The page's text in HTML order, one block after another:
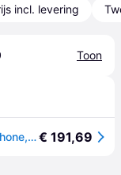
incl. levering
Toon
Samsung Galaxy A23 5G Android Smartphone, 6,6 inch lcd-TFT-display, 5.000 mAh accu, 64 GB/4 GB RAM, wit€ 191,69